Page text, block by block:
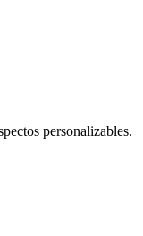
personalizables.